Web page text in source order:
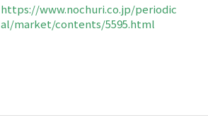
https://www.nochuri.co.jp/periodic
al/market/contents/5595.html